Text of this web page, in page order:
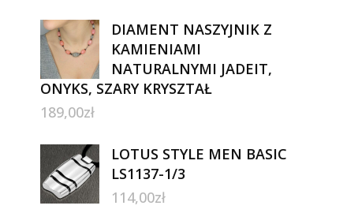
DIAMENT NASZYJNIK Z
KAMIENIAMI
NATURALNYMI JADEIT,
ONYKS, SZARY KRYSZTAŁ
189,00zł
LOTUS STYLE MEN BASIC
LS1137-1/3
114,00zł